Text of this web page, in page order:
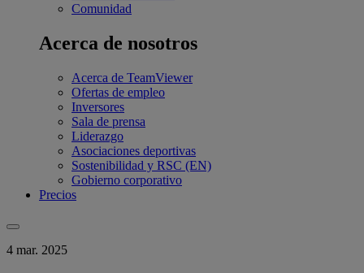
Comunidad
Acerca de nosotros
Acerca de TeamViewer
Ofertas de empleo
Inversores
Sala de prensa
Liderazgo
Asociaciones deportivas
Sostenibilidad y RSC (EN)
Gobierno corporativo
Precios
4 mar. 2025